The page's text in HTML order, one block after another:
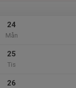
24
Mån
25
Tis
26